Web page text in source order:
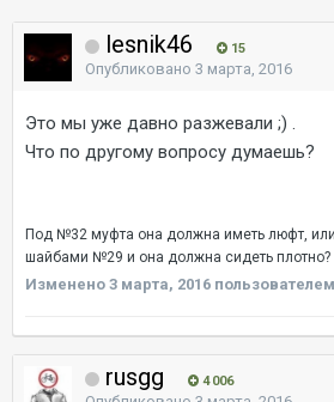
lesnik46 15
Опубликовано 3 марта, 2016
Это мы уже давно разжевали ;) .
Что по другому вопросу думаешь?
Под №32 муфта она должна иметь люфт,
шайбами №29 и она должна сидеть плотно?
Изменено 3 марта, 2016
rusgg 4 006